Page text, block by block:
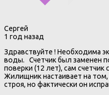
Сергей
1 год назад
Здравствуйте ! Необходима
воды. Счетчик был заменен
поверки (12 лет), сам счетчик
Жилищник настаивает на
строя, но фактически он